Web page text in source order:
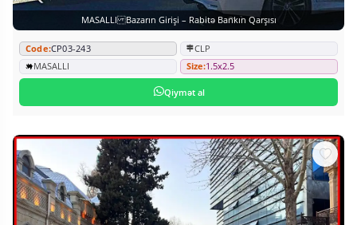
MASALLI Bazarın Girişi – Rabitə Bankın Qarşısı
Code:CP03-243
CLP
MASALLI
Size:1.5x2.5
Qiymət al